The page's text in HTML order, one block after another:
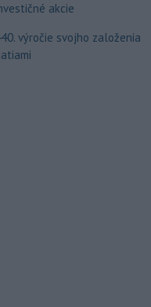
akcie
výročie svojho založenia